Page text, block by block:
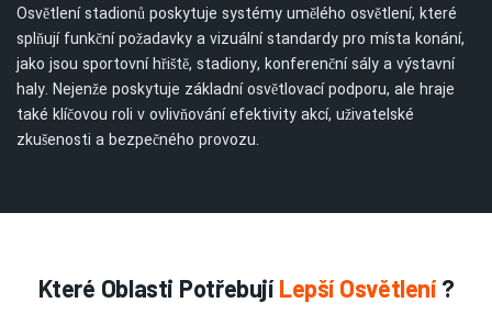
Osvětlení stadionů poskytuje systémy umělého osvětlení, které
splňují funkční požadavky a vizuální standardy pro místa konání,
jako jsou sportovní hřiště, stadiony, konferenční sály a výstavní
haly. Nejenže poskytuje základní osvětlovací podporu, ale hraje
také klíčovou roli v ovlivňování efektivity akcí, uživatelské
zkušenosti a bezpečného provozu.
Které Oblasti Potřebují Lepší Osvětlení?